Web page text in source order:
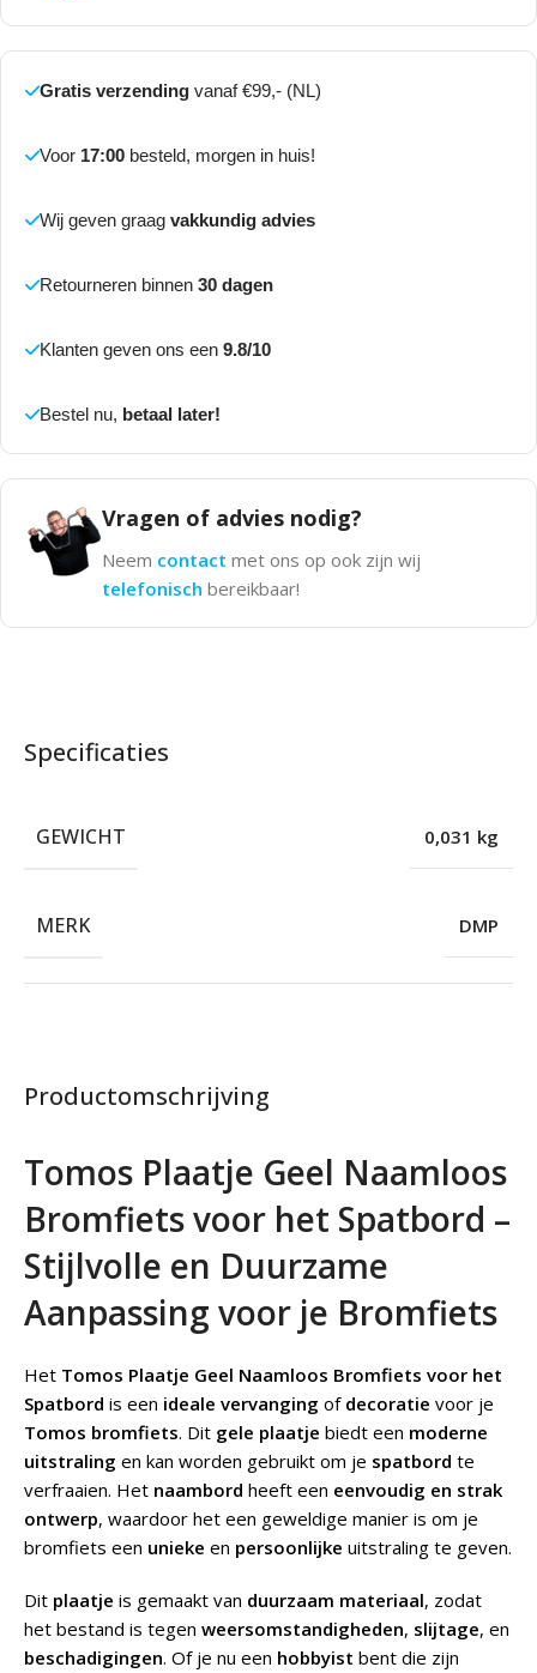
Gratis verzending vanaf €99,- (NL)
Voor 17:00 besteld, morgen in huis!
Wij geven graag vakkundig advies
Retourneren binnen 30 dagen
Klanten geven ons een 9.8/10
Bestel nu, betaal later!
Vragen of advies nodig?
Neem contact met ons op ook zijn wij
telefonisch bereikbaar!
Productomschrijving
Tomos Plaatje Geel Naamloos
Bromfiets voor het Spatbord –
Stijlvolle en Duurzame
Aanpassing voor je Bromfiets
Het Tomos Plaatje Geel Naamloos Bromfiets voor het
Spatbord is een ideale vervanging of decoratie voor je
Tomos bromfiets. Dit gele plaatje biedt een moderne
uitstraling en kan worden gebruikt om je spatbord te
verfraaien. Het naambord heeft een eenvoudig en strak
ontwerp, waardoor het een geweldige manier is om je
bromfiets een unieke en persoonlijke uitstraling te geven.
Dit plaatje is gemaakt van duurzaam materiaal, zodat
het bestand is tegen weersomstandigheden, slijtage, en
beschadigingen. Of je nu een hobbyist bent die zijn
Specificaties
GEWICHT 0,031 kg
MERK DMP